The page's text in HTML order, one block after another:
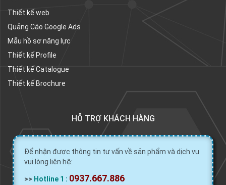
Thiết kế web
Quảng Cáo Google Ads
Mẫu hồ sơ năng lực
Thiết kế Profile
Thiết kế Catalogue
Thiết kế Brochure
HỖ TRỢ KHÁCH HÀNG
Để nhận được thông tin tư vấn về sản phẩm và dịch vụ
vui lòng liên hệ:
>> Hotline 1 : 0937.667.886